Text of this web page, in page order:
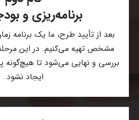
برنامه‌ریزی و
بعد از تأیید طرح، ما یک برنامه
مشخص تهیه می‌کنیم. در این
بررسی و نهایی می‌شود تا هیچ‌گونه
ایجاد نشود.